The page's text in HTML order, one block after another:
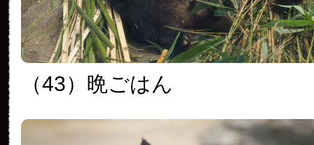
（43）晩ごはん